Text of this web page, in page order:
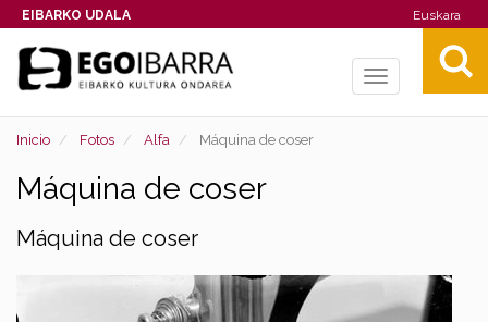
EIBARKO UDALA Euskara
Toggle
Inicio Fotos Alfa Máquina de coser
Máquina de coser
Máquina de coser